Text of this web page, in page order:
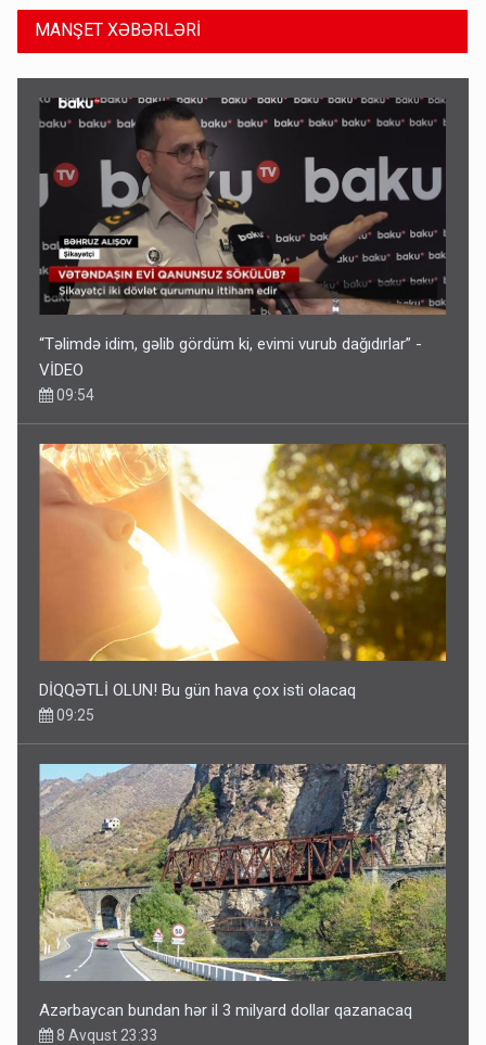
MANŞET XƏBƏRLƏRİ
“Təlimdə idim, gəlib gördüm ki, evimi vurub dağıdırlar” -
VİDEO
09:54
DİQQƏTLİ OLUN! Bu gün hava çox isti olacaq
09:25
Azərbaycan bundan hər il 3 milyard dollar qazanacaq
8 Avqust 23:33